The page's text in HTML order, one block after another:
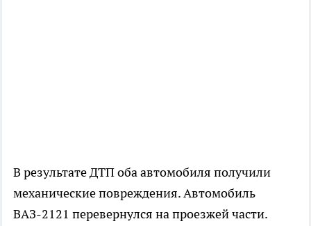
В результате ДТП оба автомобиля получили
механические повреждения. Автомобиль
ВАЗ-2121 перевернулся на проезжей части.